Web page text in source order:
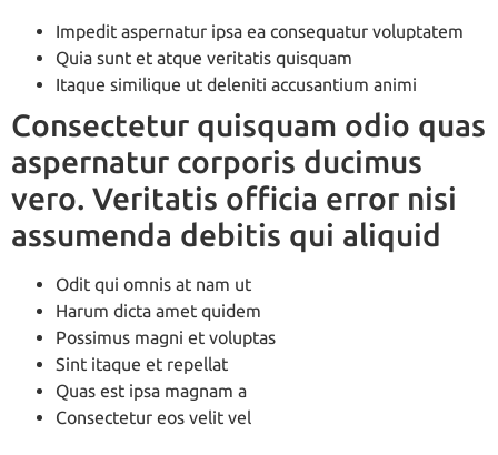
Impedit aspernatur ipsa ea consequatur voluptatem
Quia sunt et atque veritatis quisquam
Itaque similique ut deleniti accusantium animi
Consectetur quisquam odio quas
aspernatur corporis ducimus
vero. Veritatis officia error nisi
assumenda debitis qui aliquid
Odit qui omnis at nam ut
Harum dicta amet quidem
Possimus magni et voluptas
Sint itaque et repellat
Quas est ipsa magnam a
Consectetur eos velit vel